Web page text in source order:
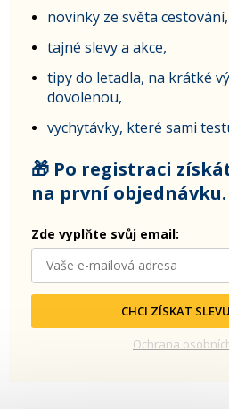
novinky ze světa cestování,
tajné slevy a akce,
tipy do letadla, na krátké
dovolenou,
vychytávky, které sami
🎁 Po registraci
na první objednávku.
Zde vyplňte svůj email:
CHCI ZÍSKAT
Ochrana